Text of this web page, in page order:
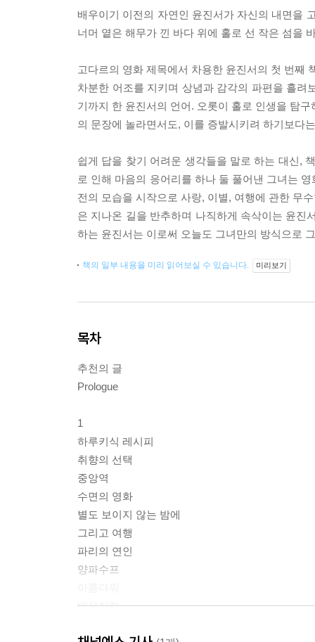
배우이기 이전의 자연인 윤진서가 자신의 내면을
너머 옅은 해무가 낀 바다 위에 홀로 선 작은 섬을
고다르의 영화 제목에서 차용한 윤진서의 첫 번째
차분한 어조를 지키며 상념과 감각의 파편을 흘
기까지 한 윤진서의 언어. 오롯이 홀로 인생을 탐
의 문장에 놀라면서도, 이를 증발시키려 하기보다
쉽게 답을 찾기 어려운 생각들을 말로 하는 대신,
로 인해 마음의 응어리를 하나 둘 풀어낸 그녀는
전의 모습을 시작으로 사랑, 이별, 여행에 관한 무
은 지나온 길을 반추하며 나직하게 속삭이는 윤진
하는 윤진서는 이로써 오늘도 그녀만의 방식으로
책의 일부 내용을 미리 읽어보실 수 있습니다. 미리보기
목차
추천의 글
Prologue
1
하루키식 레시피
취향의 선택
중앙역
수면의 영화
별도 보이지 않는 밤에
그리고 여행
파리의 연인
양파수프
배우처럼